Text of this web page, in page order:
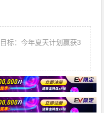
标：今年夏天计划赢获3